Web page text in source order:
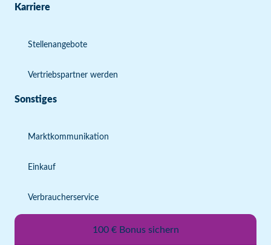
Karriere
Stellenangebote
Vertriebspartner werden
Sonstiges
Marktkommunikation
Einkauf
Verbraucherservice
100 € Bonus sichern